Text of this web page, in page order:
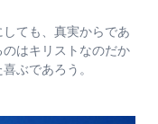
ても、真実からであ
はキリストなのだか
ぶであろう。